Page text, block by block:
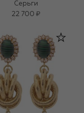
Серьги
22 700 ₽